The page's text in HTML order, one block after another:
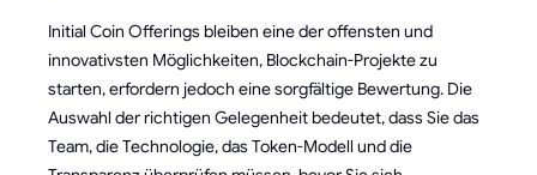
Initial Coin Offerings bleiben eine der offensten und
innovativsten Möglichkeiten, Blockchain-Projekte zu
starten, erfordern jedoch eine sorgfältige Bewertung. Die
Auswahl der richtigen Gelegenheit bedeutet, dass Sie das
Team, die Technologie, das Token-Modell und die